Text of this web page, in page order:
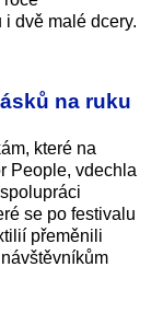
dvě malé dcery.
na ruku
které na
People, vdechla
se po festivalu
přeměnili